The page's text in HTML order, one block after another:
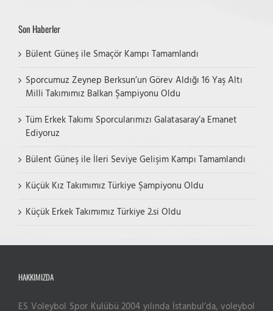
Son Haberler
Bülent Güneş ile Smaçör Kampı Tamamlandı
Sporcumuz Zeynep Berksun’un Görev Aldığı 16 Yaş Altı
Milli Takımımız Balkan Şampiyonu Oldu
Tüm Erkek Takımı Sporcularımızı Galatasaray’a Emanet
Ediyoruz
Bülent Güneş ile İleri Seviye Gelişim Kampı Tamamlandı
Küçük Kız Takımımız Türkiye Şampiyonu Oldu
Küçük Erkek Takımımız Türkiye 2.si Oldu
HAKKIMIZDA
ES Voleybol Spor Kulübü 2004 yılında İstanbul’da, voleybol